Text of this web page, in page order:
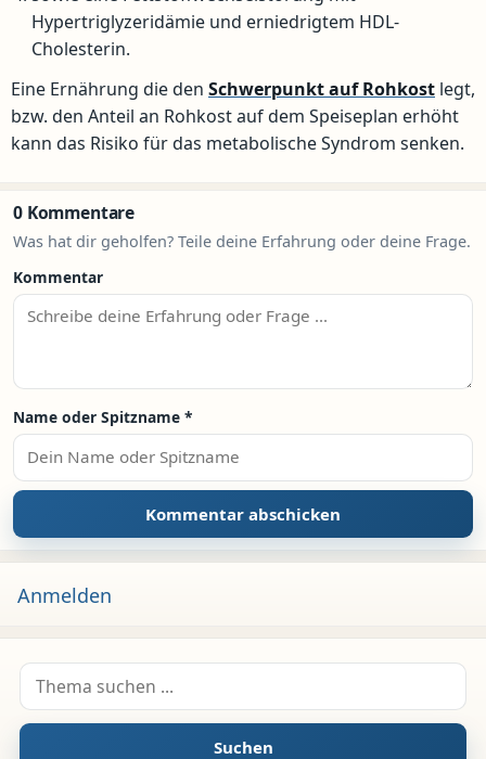
Hypertriglyzeridämie und erniedrigtem HDL-
Cholesterin.
Eine Ernährung die den Schwerpunkt auf Rohkost legt,
bzw. den Anteil an Rohkost auf dem Speiseplan erhöht
kann das Risiko für das metabolische Syndrom senken.
0 Kommentare
Was hat dir geholfen? Teile deine Erfahrung oder deine Frage.
Kommentar
Name oder Spitzname *
Anmelden
Suche nach:
Suchen